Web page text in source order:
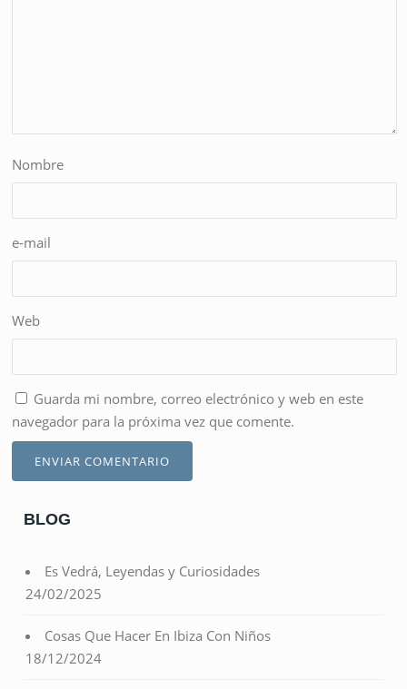
Nombre
e-mail
Web
Guarda mi nombre, correo electrónico y web en este
navegador para la próxima vez que comente.
BLOG
Es Vedrá, Leyendas y Curiosidades
24/02/2025
Cosas Que Hacer En Ibiza Con Niños
18/12/2024